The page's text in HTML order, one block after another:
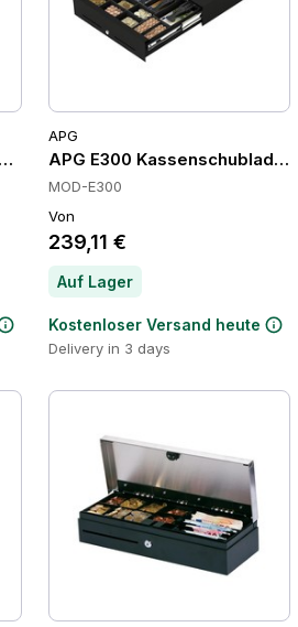
Frontöffnung, RJ12, 6
APG
APG E300 Kassenschubladen
MOD-E300
Von
239,11 €
Auf Lager
Kostenloser Versand heute
Delivery in 3 days